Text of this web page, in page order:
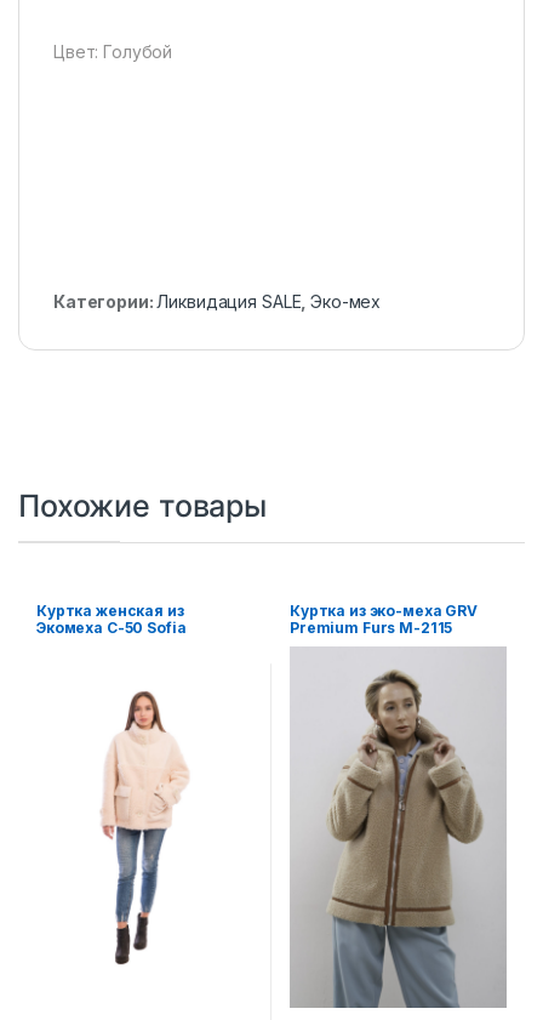
Цвет: Голубой
Категории: Ликвидация SALE ,Эко-мех
Похожие товары
Куртка женская из
Экомеха С-50 Sofia
Куртка из эко-меха GRV
Premium Furs M-2115